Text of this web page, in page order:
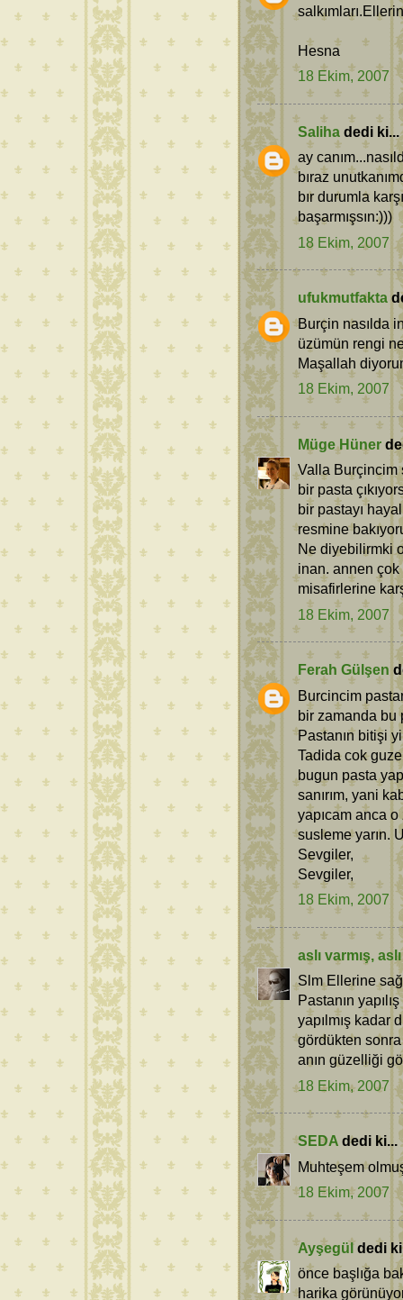
Hesna
18 Ekim, 2007
Saliha dedi ki...
ay
bıraz
bır durumla
başarmışsın:)))
18 Ekim, 2007
ufukmutfakta
Burçin nasılda
üzümün rengi
Maşallah
18 Ekim, 2007
Müge Hüner
Valla Burçincim
bir pasta
bir pastayı
resmine
Ne diyebilirmki
inan. annen çok
misafirlerine
18 Ekim, 2007
Ferah Gülşen
Burcincim
bir zamanda bu
Pastanın bitişi
Tadida cok
bugun pasta
sanırım, yani
yapıcam anca
susleme yarın.
Sevgiler,
Sevgiler,
18 Ekim, 2007
aslı varmış,
Slm Ellerine
Pastanın
yapılmış kadar
gördükten
anın güzelliği
18 Ekim, 2007
SEDA dedi ki...
Muhteşem
18 Ekim, 2007
Ayşegüldedi
önce başlığa
harika